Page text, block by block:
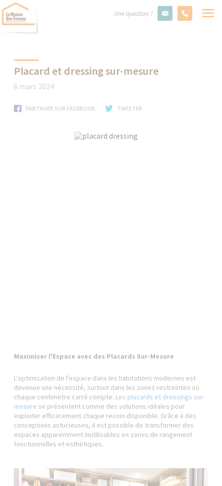
Une question ?
Placard et dressing sur-mesure
6 mars 2024
PARTAGER SUR FACEBOOK TWEETER
Maximiser l'Espace avec des Placards Sur-Mesure
L'optimisation de l'espace dans les habitations modernes est
devenue une nécessité, surtout dans les zones restreintes où
chaque centimètre carré compte. Les placards et dressings sur-
mesure se présentent comme des solutions idéales pour
exploiter efficacement chaque recoin disponible. Grâce à des
conceptions astucieuses, il est possible de transformer des
espaces apparemment inutilisables en zones de rangement
fonctionnelles et esthétiques.